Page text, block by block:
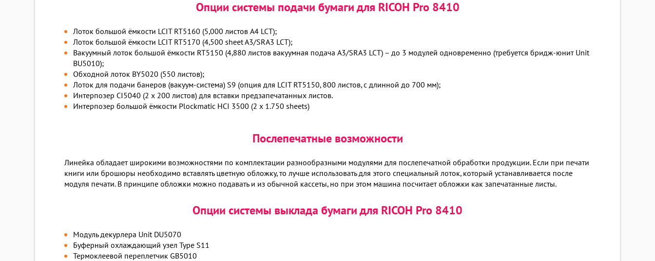
Опции системы подачи бумаги для RICOH Pro 8410
Лоток большой ёмкости LCIT RT5160 (5,000 листов A4 LCT);
Лоток большой ёмкости LCIT RT5170 (4,500 sheet A3/SRA3 LCT);
Вакуумный лоток большой ёмкости RT5150 (4,880 листов вакуумная подача A3/SRA3 LCT) – до 3 модулей одновременно (требуется бридж-юнит Unit
BU5010);
Обходной лоток BY5020 (550 листов);
Лоток для подачи банеров (вакуум-система) S9 (опция для LCIT RT5150, 800 листов, с длинной до 700 мм);
Интерпозер CI5040 (2 x 200 листов) для вставки предзапечатанных листов.
Интерпозер большой ёмкости Plockmatic HCI 3500 (2 x 1.750 sheets)
Послепечатные возможности
Линейка обладает широкими возможностями по комплектации разнообразными модулями для послепечатной обработки продукции. Если при печати
книги или брошюры необходимо вставлять цветную обложку, то лучше использовать для этого специальный лоток, который устанавливается после
модуля печати. В принципе обложки можно подавать и из обычной кассеты, но при этом машина посчитает обложки как запечатанные листы.
Опции системы выклада бумаги для RICOH Pro 8410
Модуль декурлера Unit DU5070
Буферный охлаждающий узел Type S11
Термоклеевой переплетчик GB5010